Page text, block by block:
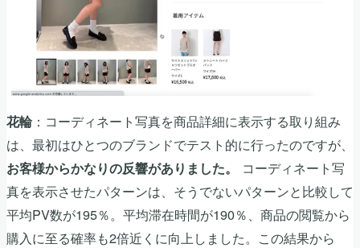
花輪：コーディネート写真を商品詳細に表示する取り組み
は、最初はひとつのブランドでテスト的に行ったのですが、
お客様からかなりの反響がありました。
コーディネート写
真を表示させたパターンは、そうでないパターンと比較して
平均PV数が195％。平均滞在時間が190％、商品の閲覧から
購入に至る確率も2倍近くに向上しました。この結果から